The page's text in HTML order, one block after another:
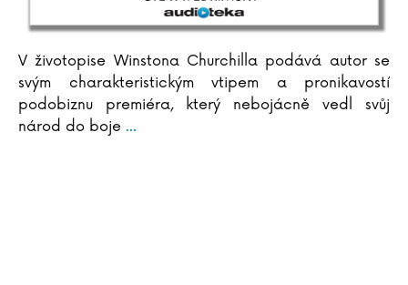
Bernard Cornwell
Jane Corryová
Gilles Delphine Cotteová
Matteo Crivellini
Iza Czajková
V životopise Winstona Churchilla podává autor se
svým charakteristickým vtipem a pronikavostí
podobiznu premiéra, který nebojácně vedl svůj
národ do boje ...